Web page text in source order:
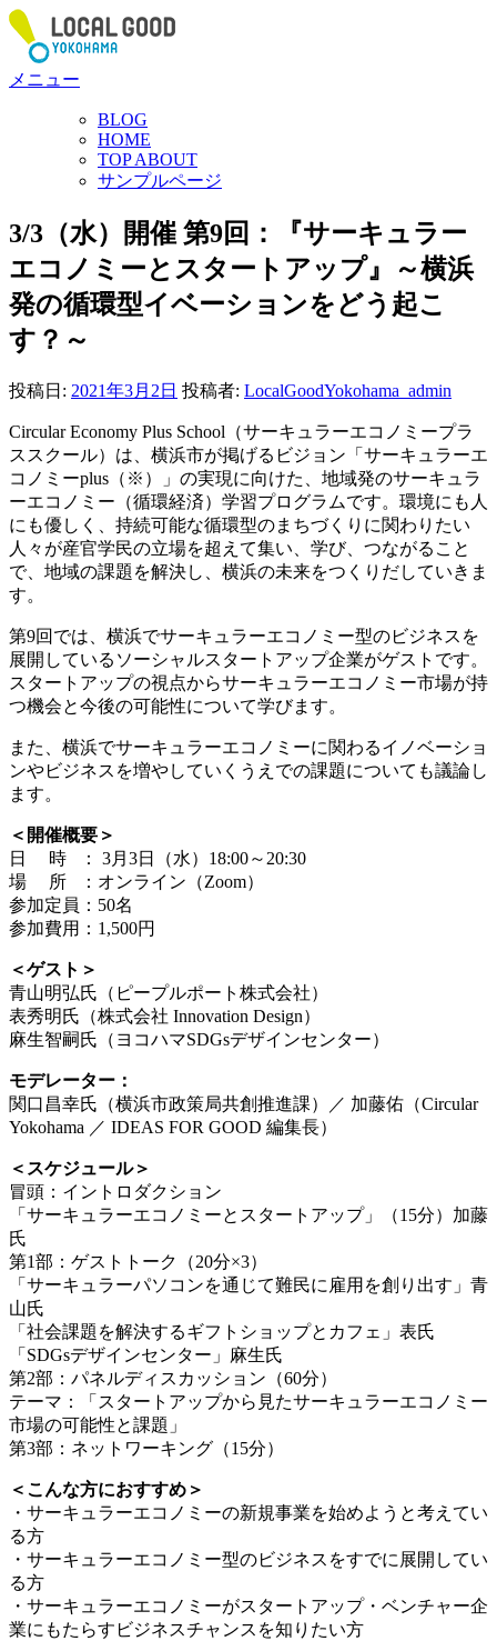
コ
ン
ン
プ
メニュー
BLOG
HOME
TOP ABOUT
サンプルページ
3/3（水）開催 第9回：『サーキュラー
エコノミーとスタートアップ』～横浜
発の循環型イベーションをどう起こ
す？～
投稿日: 2021年3月2日 投稿者: LocalGoodYokohama_admin
Circular Economy Plus School（サーキュラーエコノミープラ
ススクール）は、横浜市が掲げるビジョン「サーキュラーエ
コノミーplus（※）」の実現に向けた、地域発のサーキュラ
ーエコノミー（循環経済）学習プログラムです。環境にも人
にも優しく、持続可能な循環型のまちづくりに関わりたい
人々が産官学民の立場を超えて集い、学び、つながること
で、地域の課題を解決し、横浜の未来をつくりだしていきま
す。
第9回では、横浜でサーキュラーエコノミー型のビジネスを
展開しているソーシャルスタートアップ企業がゲストです。
スタートアップの視点からサーキュラーエコノミー市場が持
つ機会と今後の可能性について学びます。
また、横浜でサーキュラーエコノミーに関わるイノベーショ
ンやビジネスを増やしていくうえでの課題についても議論し
ます。
＜開催概要＞
日 時 ： 3月3日（水）18:00～20:30
場 所 ：オンライン（Zoom）
参加定員：50名
参加費用：1,500円
＜ゲスト＞
青山明弘氏（ピープルポート株式会社）
表秀明氏（株式会社 Innovation Design）
麻生智嗣氏（ヨコハマSDGsデザインセンター）
モデレーター：
関口昌幸氏（横浜市政策局共創推進課）／ 加藤佑（Circular
Yokohama ／ IDEAS FOR GOOD 編集長）
＜スケジュール＞
冒頭：イントロダクション
「サーキュラーエコノミーとスタートアップ」（15分）加藤
氏
第1部：ゲストトーク（20分×3）
「サーキュラーパソコンを通じて難民に雇用を創り出す」青
山氏
「社会課題を解決するギフトショップとカフェ」表氏
「SDGsデザインセンター」麻生氏
第2部：パネルディスカッション（60分）
テーマ：「スタートアップから見たサーキュラーエコノミー
市場の可能性と課題」
第3部：ネットワーキング（15分）
＜こんな方におすすめ＞
・サーキュラーエコノミーの新規事業を始めようと考えてい
る方
・サーキュラーエコノミー型のビジネスをすでに展開してい
る方
・サーキュラーエコノミーがスタートアップ・ベンチャー企
業にもたらすビジネスチャンスを知りたい方